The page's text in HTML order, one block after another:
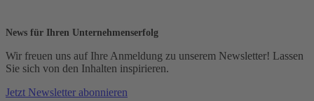
News für Ihren Unternehmenserfolg
Wir freuen uns auf Ihre Anmeldung zu unserem Newsletter! Lassen
Sie sich von den Inhalten inspirieren.
Jetzt Newsletter abonnieren